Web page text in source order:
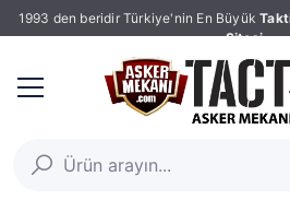
1993 den beridir Türkiye'nin En Büyük
Sitesi